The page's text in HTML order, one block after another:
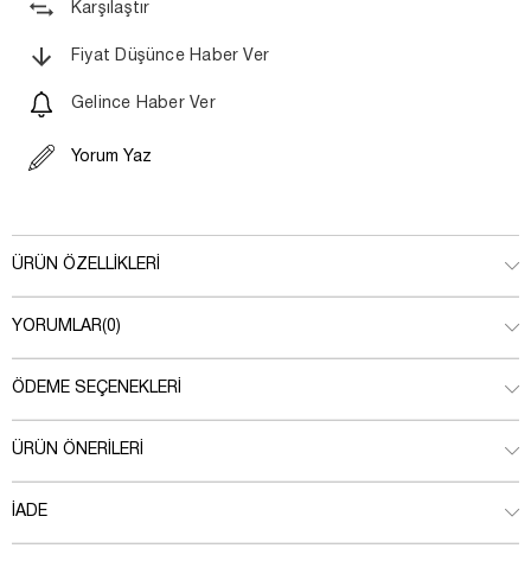
Karşılaştır
Fiyat Düşünce Haber Ver
Gelince Haber Ver
Yorum Yaz
ÜRÜN ÖZELLIKLERI
YORUMLAR(0)
ÖDEME SEÇENEKLERI
ÜRÜN ÖNERILERI
İADE